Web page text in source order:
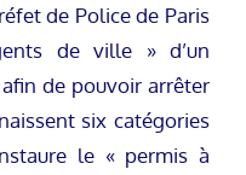
de Police de Paris
de ville » d’un
de pouvoir arrêter
six catégories
le « permis à